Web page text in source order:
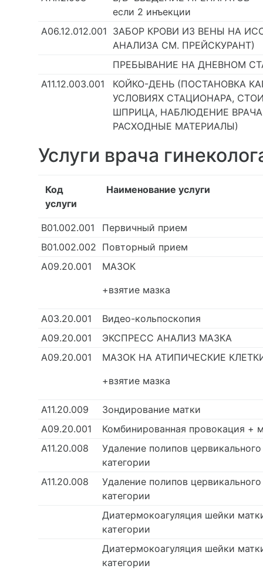
если 2 инъекции
А06.12.012.001 ЗАБОР КРОВИ ИЗ ВЕНЫ НА
АНАЛИЗА СМ. ПРЕЙСКУРАНТ)
ПРЕБЫВАНИЕ НА ДНЕВНОМ
A11.12.003.001
КОЙКО-ДЕНЬ (ПОСТАНОВКА
УСЛОВИЯХ СТАЦИОНАРА,
ШПРИЦА, НАБЛЮДЕНИЕ
РАСХОДНЫЕ МАТЕРИАЛЫ)
Услуги врача
Код
услуги
Наименование услуги
В01.002.001
Первичный прием
В01.002.002 Повторный прием
А09.20.001
МАЗОК
+взятие мазка
А03.20.001
Видео-кольпоскопия
А09.20.001
ЭКСПРЕСС АНАЛИЗ МАЗКА
А09.20.001
МАЗОК НА АТИПИЧЕСКИЕ
+взятие мазка
А11.20.009
Зондирование матки
А09.20.001
Комбинированная провокация +
А11.20.008
Удаление полипов цервикального
категории
А11.20.008
Удаление полипов
категории
Диатермокоагуляция шейки
категории
Диатермокоагуляция шейки
категории